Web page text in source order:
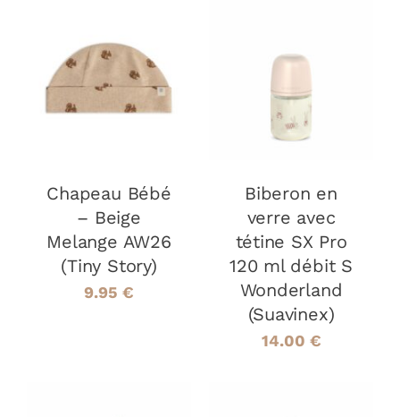
CHOIX DES
OPTIONS
CE
PRODUIT
A
OPTIONS
PEUVENT
ÊTRE
CHOISIES
SUR
LA
/
DÉTAILS
Chapeau Bébé
– Beige
Melange AW26
(Tiny Story)
9.95 €
AJOUTER AU
DÉTAILS
Biberon en
verre avec
tétine SX Pro
120 ml débit S
Wonderland
(Suavinex)
14.00 €